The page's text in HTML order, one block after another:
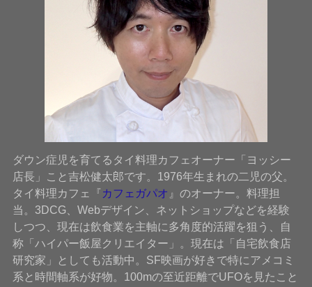
ダウン症児を育てるタイ料理カフェオーナー「ヨッシー
店長」こと吉松健太郎です。1976年生まれの二児の父。
タイ料理カフェ『 カフェガパオ 』のオーナー。料理担
当。3DCG、Webデザイン、ネットショップなどを経験
しつつ、現在は飲食業を主軸に多角度的活躍を狙う、自
称「ハイパー飯屋クリエイター」。現在は「自宅飲食店
研究家」としても活動中。SF映画が好きで特にアメコミ
系と時間軸系が好物。100mの至近距離でUFOを見たこと